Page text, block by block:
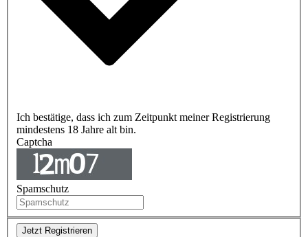
Ich bestätige, dass ich zum Zeitpunkt meiner Registrierung
mindestens 18 Jahre alt bin.
Captcha
Spamschutz